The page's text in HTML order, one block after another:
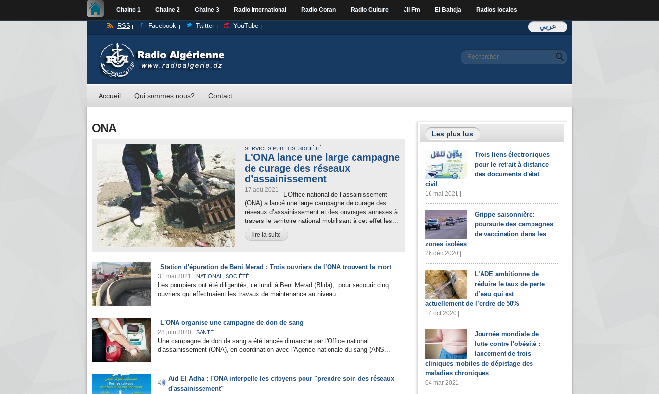
Chaine 1 Chaine 2 Chaine 3 Radio International Radio Coran Radio Culture Jil Fm El Bahdja Radios locales
عربي RSS Facebook Twitter YouTube
Formulaire de
Rechercher
Accueil Qui sommes nous? Contact
ONA
SERVICES PUBLICS, SOCIÉTÉ
L'ONA lance une large campagne
de curage des réseaux
d’assainissement
17 aoû 2021
L’Office national de l’assainissement
(ONA) a lancé une large campagne de curage des
réseaux d’assainissement et des ouvrages annexes à
travers le territoire national mobilisant à cet effet les...
lire la suite
Station d'épuration de Beni Merad : Trois ouvriers de l’ONA trouvent la mort
31 mai 2021 NATIONAL , SOCIÉTÉ
Les pompiers ont été diligentés, ce lundi à Beni Merad (Blida), pour secourir cinq
ouvriers qui effectuaient les travaux de maintenance au niveau...
L'ONA organise une campagne de don de sang
28 juin 2020 SANTÉ
Une campagne de don de sang a été lancée dimanche par l'Office national
d'assainissement (ONA), en coordination avec l'Agence nationale du sang (ANS...
Aid El Adha : l'ONA interpelle les citoyens pour "prendre soin des réseaux
d'assainissement"
Les plus lus
Trois liens électroniques
pour le retrait à distance
des documents d'état
civil
16 mai 2021 |
Grippe saisonnière:
poursuite des campagnes
de vaccination dans les
zones isolées
26 déc 2020 |
L’ADE ambitionne de
réduire le taux de perte
d’eau qui est
actuellement de l’ordre de 50%
14 oct 2020 |
Journée mondiale de
lutte contre l'obésité :
lancement de trois
cliniques mobiles de dépistage des
maladies chroniques
04 mar 2021 |